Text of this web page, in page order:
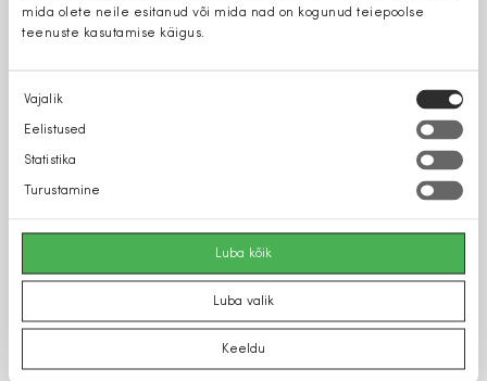
mida olete neile esitanud või mida nad on kogunud teiepoolse
teenuste kasutamise käigus.
Nõusoleku
valik
Vajalik
Eelistused
Statistika
Turustamine
Luba kõik
Luba valik
Keeldu